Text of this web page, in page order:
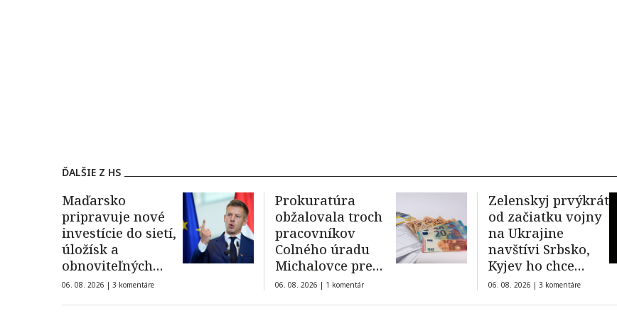
ĎALŠIE Z HS
Maďarsko
pripravuje nové
investície do sietí,
úložísk a
obnoviteľných
zdrojov
06. 08. 2026 | 3 komentáre
Prokuratúra
obžalovala troch
pracovníkov
Colného úradu
Michalovce pre
úplatky
06. 08. 2026 | 1 komentár
Zelenskyj prvýkrát
od začiatku vojny
na Ukrajine
navštívi Srbsko,
Kyjev ho chce
odpútať od
06. 08. 2026 | 3 komentáre